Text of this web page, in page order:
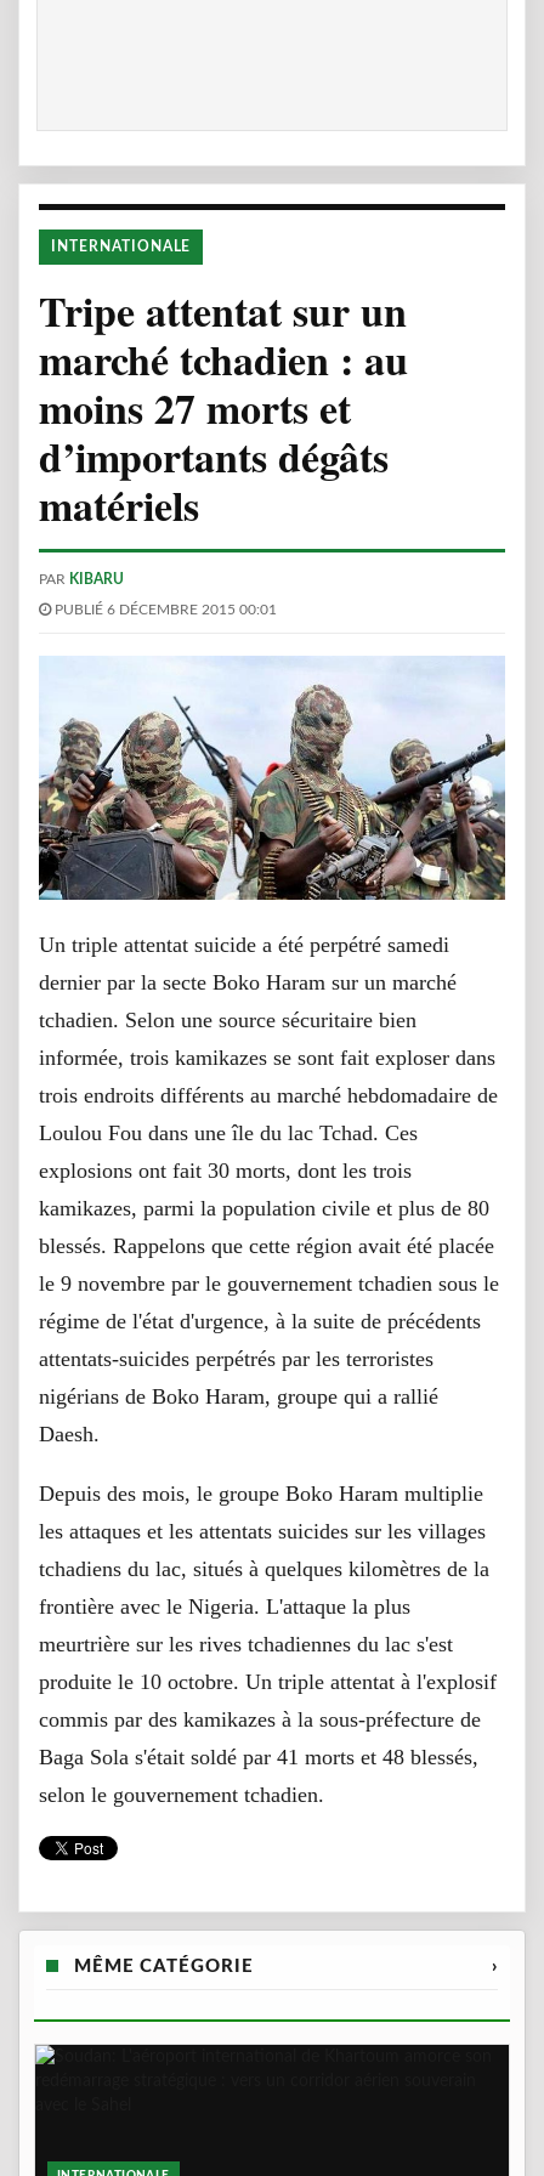
INTERNATIONALE
Tripe attentat sur un
marché tchadien : au
moins 27 morts et
d’importants dégâts
matériels
PAR KIBARU
PUBLIÉ 6 DÉCEMBRE 2015 00:01
Un triple attentat suicide a été perpétré samedi
dernier par la secte Boko Haram sur un marché
tchadien. Selon une source sécuritaire bien
informée, trois kamikazes se sont fait exploser dans
trois endroits différents au marché hebdomadaire de
Loulou Fou dans une île du lac Tchad. Ces
explosions ont fait 30 morts, dont les trois
kamikazes, parmi la population civile et plus de 80
blessés. Rappelons que cette région avait été placée
le 9 novembre par le gouvernement tchadien sous le
régime de l'état d'urgence, à la suite de précédents
attentats-suicides perpétrés par les terroristes
nigérians de Boko Haram, groupe qui a rallié
Daesh.
Depuis des mois, le groupe Boko Haram multiplie
les attaques et les attentats suicides sur les villages
tchadiens du lac, situés à quelques kilomètres de la
frontière avec le Nigeria. L'attaque la plus
meurtrière sur les rives tchadiennes du lac s'est
produite le 10 octobre. Un triple attentat à l'explosif
commis par des kamikazes à la sous-préfecture de
Baga Sola s'était soldé par 41 morts et 48 blessés,
selon le gouvernement tchadien.
MÊME CATÉGORIE ›